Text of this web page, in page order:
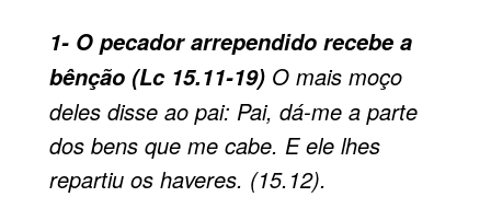
1- O pecador arrependido recebe a
bênção (Lc 15.11-19)O mais moço
deles disse ao pai: Pai, dá-me a parte
dos bens que me cabe. E ele lhes
repartiu os haveres. (15.12).